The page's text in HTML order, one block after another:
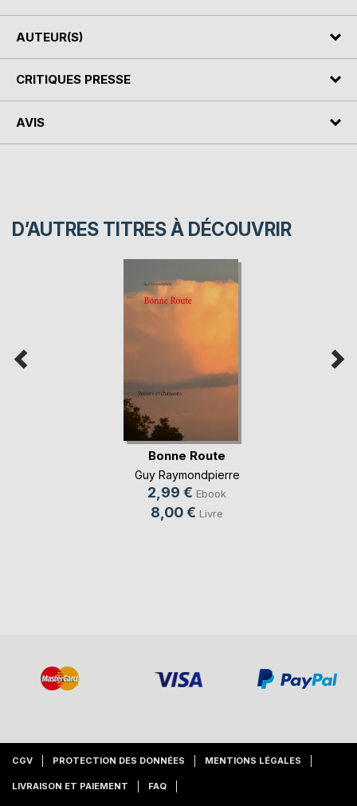
AUTEUR(S)
CRITIQUES PRESSE
AVIS
D’AUTRES TITRES À DÉCOUVRIR
Bonne Route
Guy Raymondpierre
2,99 € Ebook
8,00 € Livre
CGV PROTECTION DES DONNÉES MENTIONS LÉGALES
LIVRAISON ET PAIEMENT FAQ